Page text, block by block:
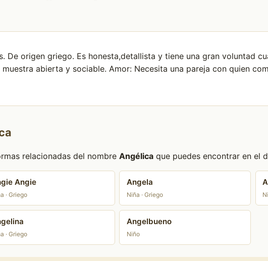
De origen griego. Es honesta,detallista y tiene una gran voluntad
abierta y sociable. Amor: Necesita una pareja con quien
relacionadas del nombre Angélica que puedes encontrar en el
Angie
· Griego
Angela
Niña · Griego
· Griego
Angelbueno
Niño